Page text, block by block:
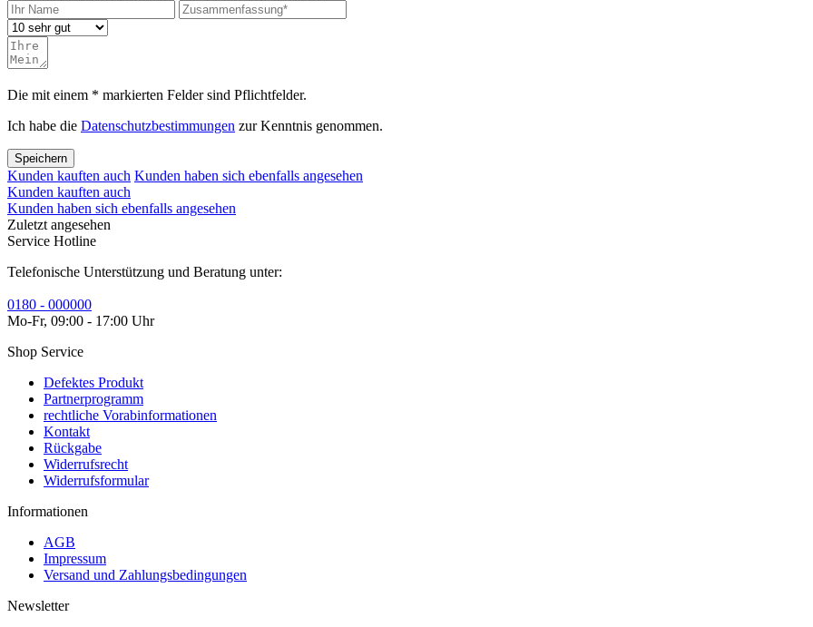
Die mit einem * markierten Felder sind Pflichtfelder.
Ich habe die Datenschutzbestimmungen zur Kenntnis genommen.
Speichern
Kunden kauften auch Kunden haben sich ebenfalls angesehen
Kunden kauften auch
Kunden haben sich ebenfalls angesehen
Zuletzt angesehen
Service Hotline
Telefonische Unterstützung und Beratung unter:
0180 - 000000
Mo-Fr, 09:00 - 17:00 Uhr
Shop Service
Defektes Produkt
Partnerprogramm
rechtliche Vorabinformationen
Kontakt
Rückgabe
Widerrufsrecht
Widerrufsformular
Informationen
AGB
Impressum
Versand und Zahlungsbedingungen
Newsletter